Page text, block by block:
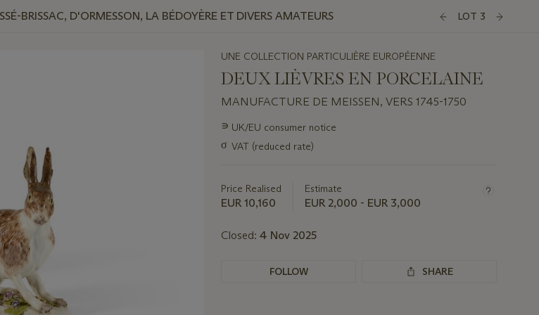
BRISSAC, D'ORMESSON, LA BÉDOYÈRE ET DIVERS AMATEURS LOT 3
UNE COLLECTION PARTICULIÈRE EUROPÉENNE
DEUX LIÈVRES EN PORCELAINE
MANUFACTURE DE MEISSEN, VERS 1745-1750
Important
about
∍ UK/EU consumer notice
σ VAT (reduced rate)
Price Realised
EUR 10,160
Estimate
EUR 2,000 - EUR 3,000
Closed: 4 Nov 2025
FOLLOW SHARE